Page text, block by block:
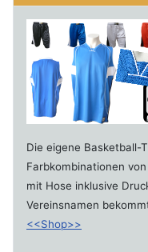
Die eigene Basketball-
Farbkombinationen
mit Hose inklusive
Vereinsnamen
<<Shop>>